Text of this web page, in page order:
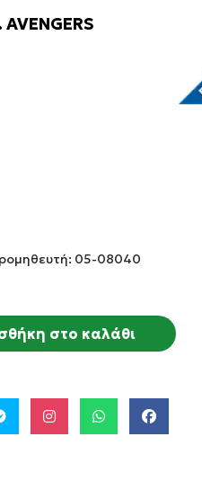
05-08040
στο καλάθι